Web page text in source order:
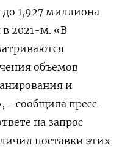
до 1,927 миллиона
в 2021-м. «В
объемов
и
- сообщила пресс-
на запрос
поставки этих